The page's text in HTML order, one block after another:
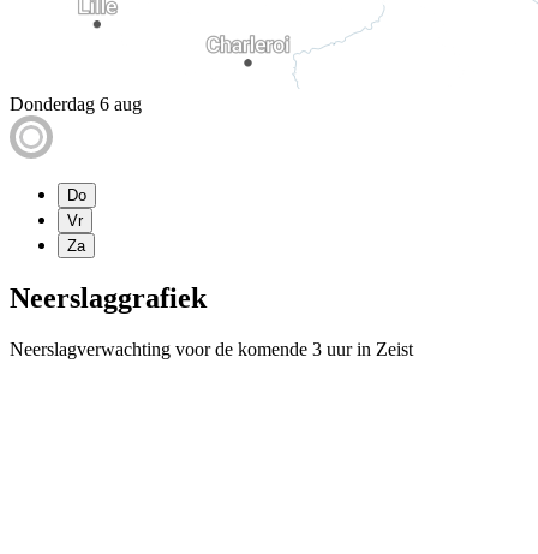
Donderdag 6 aug
Do
Vr
Za
Neerslaggrafiek
Neerslagverwachting voor de komende 3 uur in Zeist